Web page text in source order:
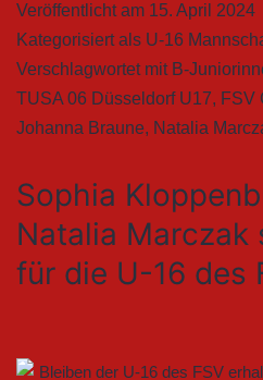
Veröffentlicht am 15. April 2024
Kategorisiert als U-16
Verschlagwortet mit B-
TUSA 06 Düsseldorf U17, FSV
Johanna Braune, Natalia
Sophia
Natalia Marczak
für die U-16 des